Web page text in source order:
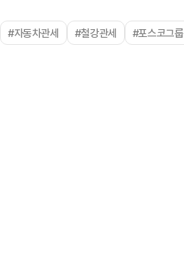
#자동차관세 #철강관세 #포스코그룹